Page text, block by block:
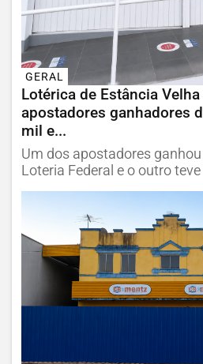
GERAL
Lotérica de Estância
apostadores ganhadores
mil e...
Um dos apostadores
Loteria Federal e o outro